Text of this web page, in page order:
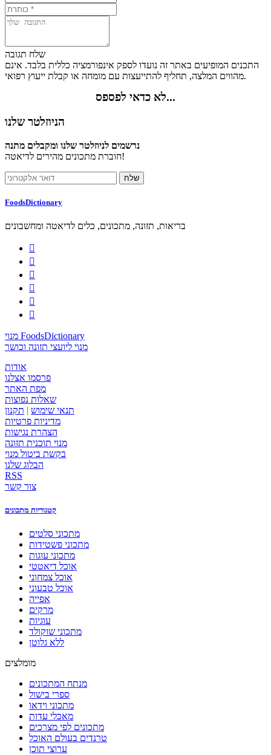
שלח תגובה
התכנים המופיעים באתר זה נועדו לספק אינפורמציה כללית בלבד. אינם
מהווים המלצה, תחליף להתייעצות עם מומחה או קבלת ייעוץ רפואי.
לא כדאי לפספס...
הניוזלטר שלנו
נרשמים לניוזלטר שלנו ומקבלים מתנה
חוברת מתכונים מהירים לדיאטה!
FoodsDictionary
בריאות, תזונה, מתכונים, כלים לדיאטה ומחשבונים






מנוי FoodsDictionary
מנוי ליועצי תזונה וכושר
אודות
פרסמו אצלנו
מפת האתר
שאלות נפוצות
תנאי שימוש | תקנון
מדיניות פרטיות
הצהרת נגישות
מנוי תוכנית תזונה
בקשת ביטול מנוי
הבלוג שלנו
RSS
צור קשר
קטגוריות מתכונים
מתכוני סלטים
מתכוני פשטידות
מתכוני עוגות
אוכל דיאטטי
אוכל צמחוני
אוכל טבעוני
אפייה
מרקים
עוגיות
מתכוני שוקולד
ללא גלוטן
מומלצים
מנתח המתכונים
ספרי בישול
מתכוני וידאו
מאכלי עדות
מתכונים לפי מצרכים
טרנדים בעולם האוכל
ערוצי תוכן